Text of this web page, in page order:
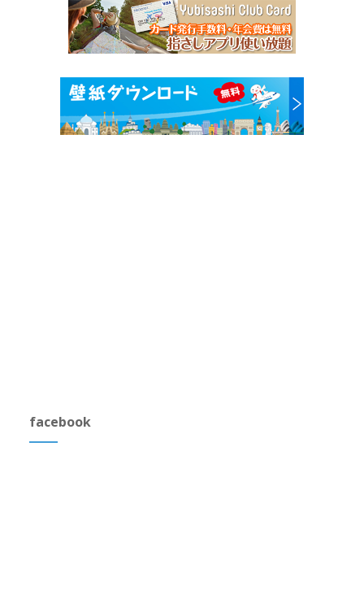
facebook